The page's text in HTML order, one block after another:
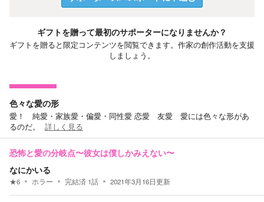
ギフトを贈って最初のサポーターになりませんか？
ギフトを贈ると限定コンテンツを閲覧できます。作家の創作活動を支援
しましょう。
色々な愛の形
愛！ 純愛・家族愛・偏愛・同性愛 恋愛 友愛 愛には色々な形があ
るのだ。
詳しく見る
恐怖と愛の分岐点〜彼女は僕しかみえない〜
なにかいる
★6 ホラー 完結済 1話 2021年3月16日更新